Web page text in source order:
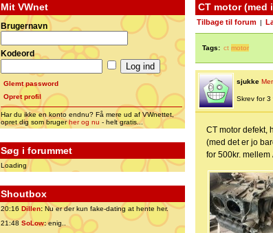
Mit VWnet
Brugernavn
Kodeord
Glemt password
Opret profil
Har du ikke en konto endnu? Få mere ud af VWnettet,
opret dig som brugerher og nu - helt gratis...
Søg i forummet
Loading
Shoutbox
20:16 Dillen: Nu er der kun fake-dating at hente her.
21:48 SoLow:enig..
CT motor
Tilbage til forum
Tags: ct motor
sjukke
Skrev for 3
CT motor defekt,
(med det er jo
for 500kr.